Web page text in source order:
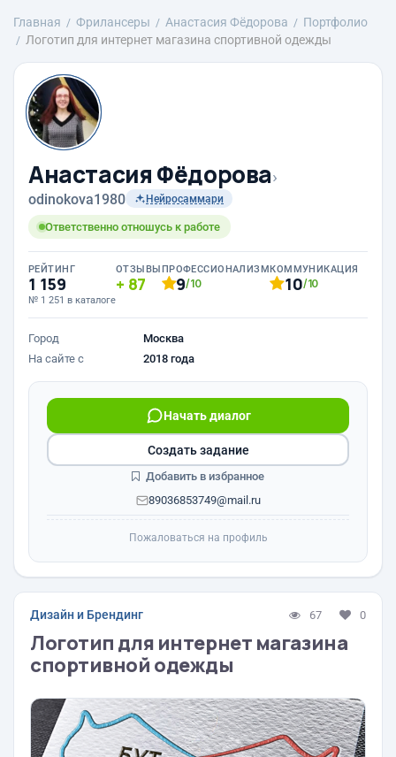
Главная Фрилансеры Анастасия Фёдорова
Портфолио
Логотип для интернет магазина спортивной одежды
Анастасия Фёдорова›
odinokova1980 Нейросаммари
Ответственно отношусь к работе
РЕЙТИНГ
1 159
№ 1 251 в каталоге
ОТЗЫВЫ
87
ПРОФЕССИОНАЛИЗМ
9/10
КОММУНИКАЦИЯ
10/10
Город
Москва
На сайте с
2018 года
Начать диалог
89036853749@mail.ru
Создать задание
Добавить в избранное
Пожаловаться на профиль
Дизайн и Брендинг 67 0
Логотип для интернет магазина
спортивной одежды